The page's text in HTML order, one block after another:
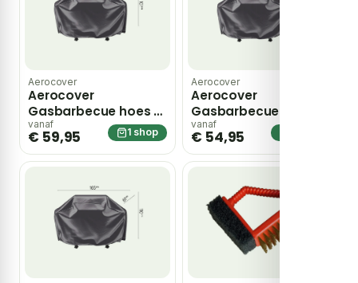
Aerocover
Aerocover
Gasbarbecue hoes M
– grijs
vanaf
€ 59,95 1 shop
Aerocover
Aerocover
Gasbarbecue hoes S
– grijs
vanaf
€ 54,95